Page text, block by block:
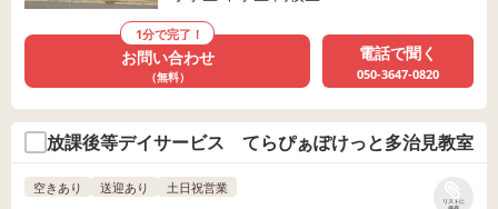
1分で完了！
お問い合わせ
（無料）
電話で聞く
050-3647-0820
放課後等デイサービス てらぴぁぽけっと多治見教室
リストに
空きあり 送迎あり 土日祝営業